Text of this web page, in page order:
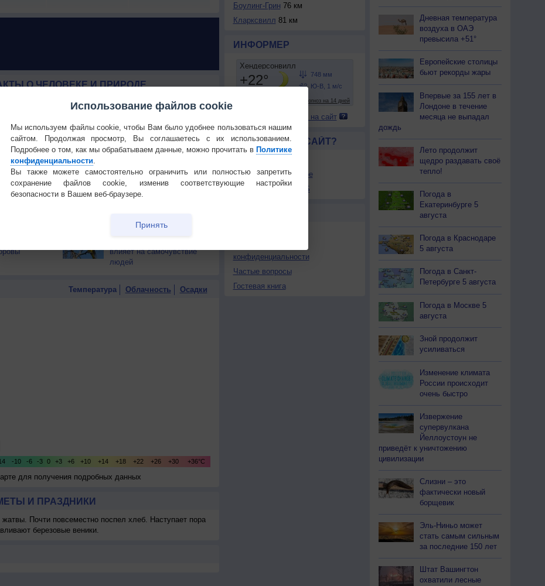
О ЧЕЛОВЕКЕ И ПРИРОДЕ
загар
от
Букет сирени вреден для
может помочь
Люди смогут отращивать
конечности
в жизни
её
Почему астрономическая
весна наступает позже
календарной?
животных
оказалась
очищают воздух?
—
влияет на самочувствие
людей
Температура Облачность Осадки
для получения подробных данных
И ПРАЗДНИКИ
Почти повсеместно поспел хлеб. Наступает пора
березовые веники.
Боулинг-Грин 76 км
Кларксвилл 81 км
ИНФОРМЕР
Установите погоду на сайт
ПОНРАВИЛСЯ САЙТ?
Добавить в Избранное
Экпорт погоды в RSS
конфиденциальности
Частые вопросы
Гостевая книга
Дневная температура
воздуха в ОАЭ
превысила +51°
Европейские столицы
бьют рекорды жары
Впервые за 155 лет в
Лондоне в течение
месяца не выпадал
дождь
Лето продолжит
щедро раздавать своё
тепло!
Погода в
Екатеринбурге 5
августа
Погода в Краснодаре
5 августа
Погода в Санкт-
Петербурге 5 августа
Погода в Москве 5
августа
Зной продолжит
усиливаться
Изменение климата
России происходит
очень быстро
Извержение
супервулкана
Йеллоустоун не
приведёт к уничтожению
цивилизации
Слизни – это
фактически новый
борщевик
Эль-Ниньо может
стать самым сильным
за последние 150 лет
Штат Вашингтон
охватили лесные
Использование файлов cookie
Мы используем файлы cookie, чтобы Вам было удобнее пользоваться нашим
сайтом. Продолжая просмотр, Вы соглашаетесь с их использованием.
Подробнее о том, как мы обрабатываем данные, можно прочитать в Политике
конфиденциальности
Вы также можете самостоятельно ограничить или полностью запретить
сохранение файлов cookie, изменив соответствующие настройки
безопасности в Вашем веб-браузере.
Принять